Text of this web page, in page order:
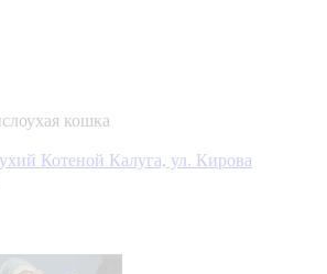
кошка
Котеной Калуга, ул. Кирова